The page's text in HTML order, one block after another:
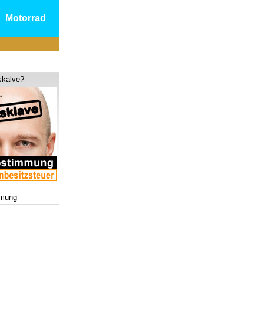
Motorrad